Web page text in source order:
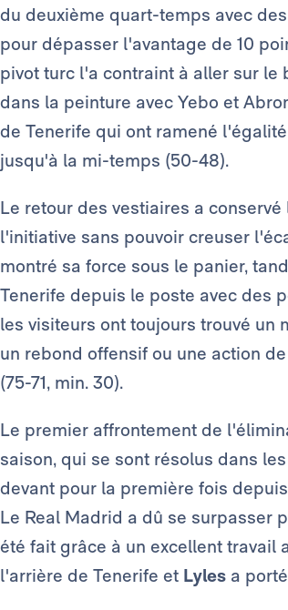
du deuxième quart-temps avec
pour dépasser l'avantage de 10
pivot turc l'a contraint à aller sur
dans la peinture avec Yebo et
de Tenerife qui ont ramené
jusqu'à la mi-temps (50-48).
Le retour des vestiaires a
l'initiative sans pouvoir creuser
montré sa force sous le panier,
Tenerife depuis le poste avec des
les visiteurs ont toujours trouvé un
un rebond offensif ou une action
(75-71, min. 30).
Le premier affrontement de
saison, qui se sont résolus dans
devant pour la première fois
Le Real Madrid a dû se surpasser
été fait grâce à un excellent travail
l'arrière de Tenerife et Lyles a